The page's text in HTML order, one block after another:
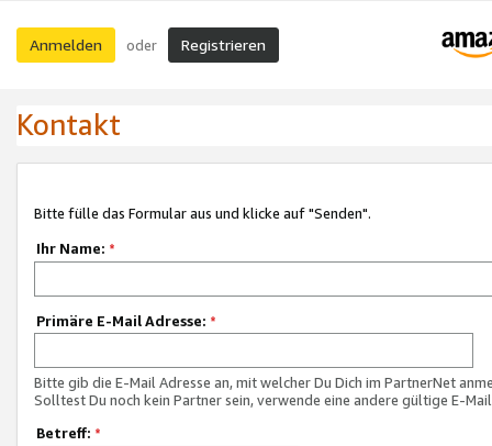
Anmelden oder Registrieren
Kontakt
Bitte fülle das Formular aus und klicke auf "Senden".
Ihr Name: *
Primäre E-Mail Adresse: *
Bitte gib die E-Mail Adresse an, mit welcher Du Dich im PartnerNet
Solltest Du noch kein Partner sein, verwende eine andere gültige E-
Betreff: *